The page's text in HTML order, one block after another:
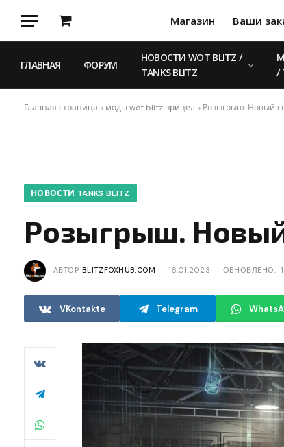
Корзина
Магазин Ваши
ГЛАВНАЯ ФОРУМ
НОВОСТИ WOT BLITZ /
TANKS BLITZ
/
Главная страница » моды wot blitz прицел » Розыгрыш. Новый
НОВОСТИ TANKS BLITZ
Розыгрыш.
АВТОР BLITZFOXHUB.COM 16.01.2023 ОБНОВЛЕНО:
VKontakte Telegram